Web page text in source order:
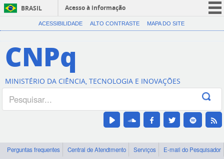
BRASIL
Acesso à informação
CORONAVÍRUS (COVID-19)
Canais
ACESSIBILIDADE ALTO CONTRASTE MAPA DO SITE
CNPq
MINISTÉRIO DA CIÊNCIA, TECNOLOGIA E INOVAÇÕES
Perguntas frequentes Central de Atendimento Serviços
E-mail do Pesquisador